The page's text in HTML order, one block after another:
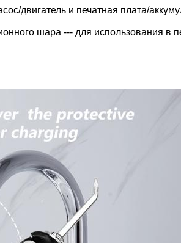
двигатель и печатная плата/
шара --- для использования в